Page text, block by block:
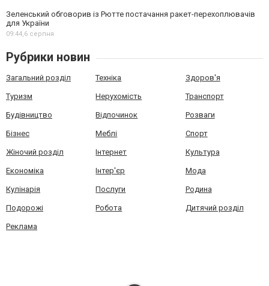
Зеленський обговорив із Рютте постачання ракет-перехоплювачів
для України
09:44,6 серпня
Рубрики новин
Загальний розділ Техніка Здоров'я
Туризм Нерухомість Транспорт
Будівництво Відпочинок Розваги
Бізнес Меблі Спорт
Жіночий розділ Інтернет Культура
Економіка Інтер'єр Мода
Кулінарія Послуги Родина
Подорожі Робота Дитячий розділ
Реклама